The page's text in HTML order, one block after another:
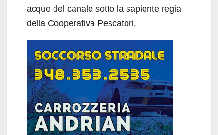
acque del canale sotto la sapiente regia
della Cooperativa Pescatori.